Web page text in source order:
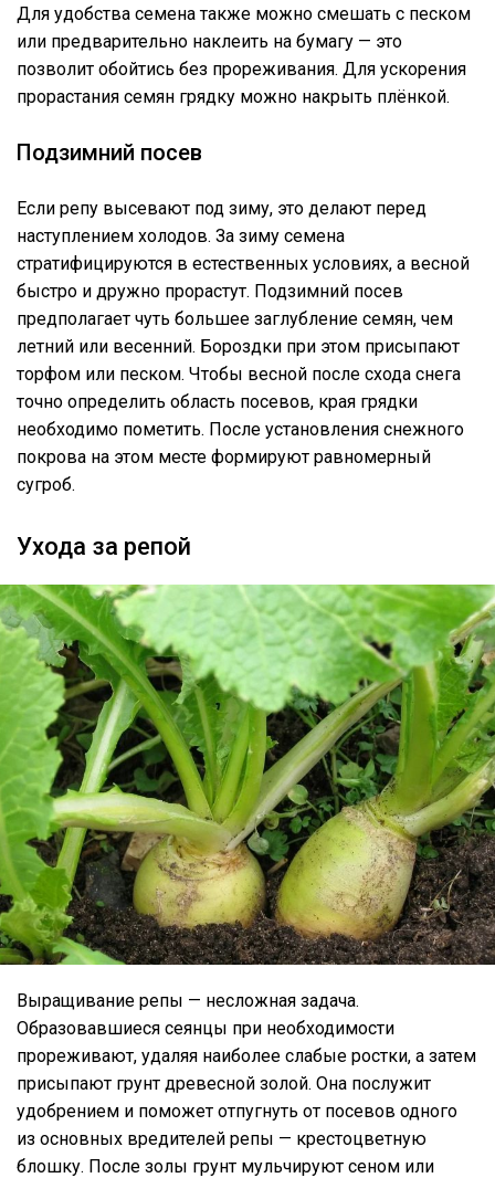
Для удобства семена также можно смешать с песком
или предварительно наклеить на бумагу — это
позволит обойтись без прореживания. Для ускорения
прорастания семян грядку можно накрыть плёнкой.
Подзимний посев
Если репу высевают под зиму, это делают перед
наступлением холодов. За зиму семена
стратифицируются в естественных условиях, а весной
быстро и дружно прорастут. Подзимний посев
предполагает чуть большее заглубление семян, чем
летний или весенний. Бороздки при этом присыпают
торфом или песком. Чтобы весной после схода снега
точно определить область посевов, края грядки
необходимо пометить. После установления снежного
покрова на этом месте формируют равномерный
сугроб.
Ухода за репой
Выращивание репы — несложная задача.
Образовавшиеся сеянцы при необходимости
прореживают, удаляя наиболее слабые ростки, а затем
присыпают грунт древесной золой. Она послужит
удобрением и поможет отпугнуть от посевов одного
из основных вредителей репы — крестоцветную
блошку. После золы грунт мульчируют сеном или